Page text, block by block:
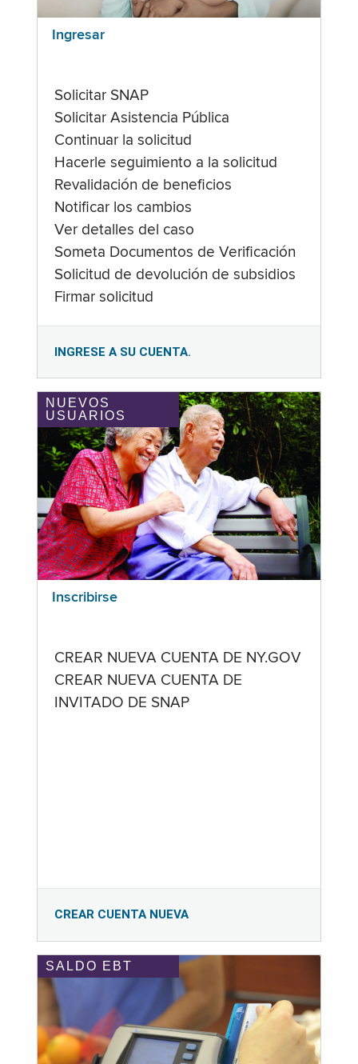
Ingresar
Solicitar SNAP
Solicitar Asistencia Pública
Continuar la solicitud
Hacerle seguimiento a la solicitud
Revalidación de beneficios
Notificar los cambios
Ver detalles del caso
Someta Documentos de Verificación
Solicitud de devolución de subsidios
Firmar solicitud
INGRESE A SU CUENTA.
NUEVOS
USUARIOS
Inscribirse
CREAR NUEVA CUENTA DE NY.GOV
CREAR NUEVA CUENTA DE
INVITADO DE SNAP
CREAR CUENTA NUEVA
SALDO EBT